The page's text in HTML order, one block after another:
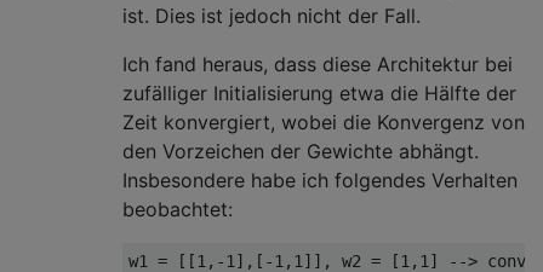
ist. Dies ist jedoch nicht der Fall.
Ich fand heraus, dass diese Architektur bei
zufälliger Initialisierung etwa die Hälfte der
Zeit konvergiert, wobei die Konvergenz von
den Vorzeichen der Gewichte abhängt.
Insbesondere habe ich folgendes Verhalten
beobachtet:
w1 = [[1,-1],[-1,1]], w2 = [1,1] -->